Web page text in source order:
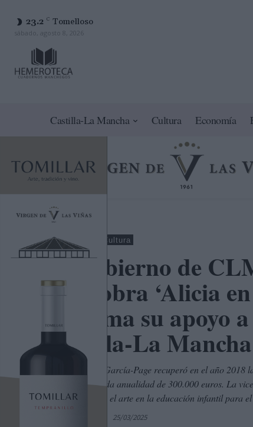
23.2 C Tomelloso
sábado, agosto 8, 2026
Castilla-La Mancha Cultura Economía
Ciudad Real Cultura
El Gobierno de
de la obra ‘Alicia
reafirma su apoyo
Castilla-La Mancha
El Ejecutivo de García-Page recuperó en el año
dotándola en cada anualidad de 300.000 euros. La
tiene la música y el arte en la educación infantil para
25/03/2025